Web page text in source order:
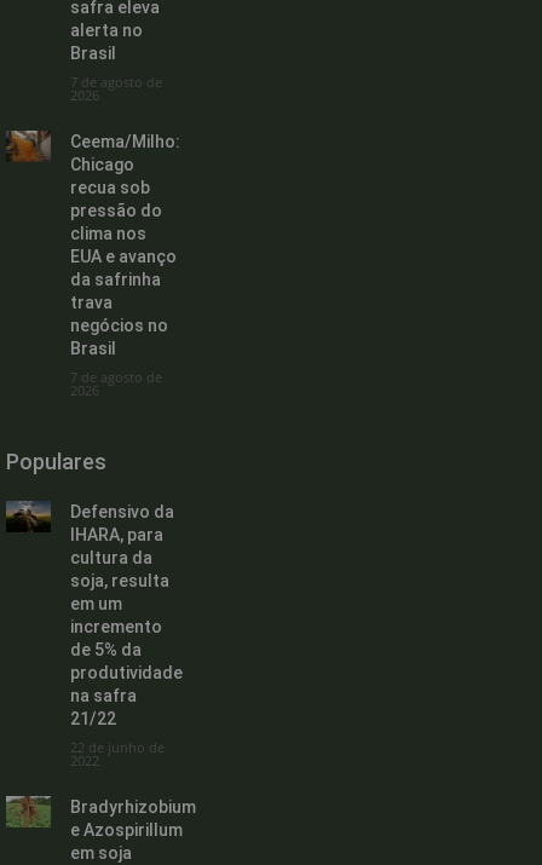
safra eleva
alerta no
Brasil
7 de agosto de
2026
Ceema/Milho:
Chicago
recua sob
pressão do
clima nos
EUA e avanço
da safrinha
trava
negócios no
Brasil
7 de agosto de
2026
Populares
Defensivo da
IHARA, para
cultura da
soja, resulta
em um
incremento
de 5% da
produtividade
na safra
21/22
22 de junho de
2022
Bradyrhizobium
e Azospirillum
em soja